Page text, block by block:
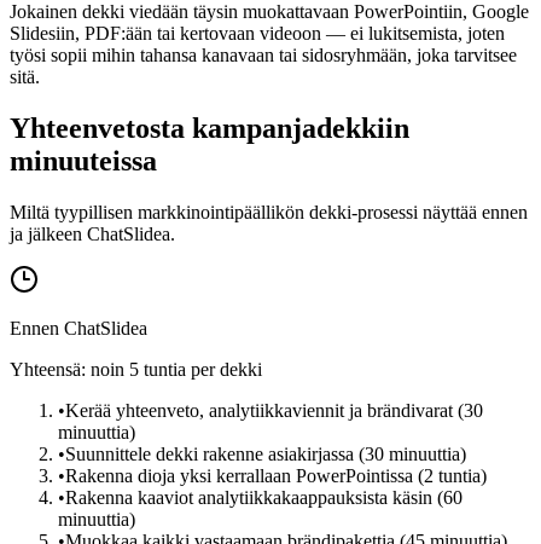
Jokainen dekki viedään täysin muokattavaan PowerPointiin, Google
Slidesiin, PDF:ään tai kertovaan videoon — ei lukitsemista, joten
työsi sopii mihin tahansa kanavaan tai sidosryhmään, joka tarvitsee
sitä.
Yhteenvetosta kampanjadekkiin
minuuteissa
Miltä tyypillisen markkinointipäällikön dekki-prosessi näyttää ennen
ja jälkeen ChatSlidea.
Ennen ChatSlidea
Yhteensä: noin 5 tuntia per dekki
•Kerää yhteenveto, analytiikkaviennit ja brändivarat (30
minuuttia)
•Suunnittele dekki rakenne asiakirjassa (30 minuuttia)
•Rakenna dioja yksi kerrallaan PowerPointissa (2 tuntia)
•Rakenna kaaviot analytiikkakaappauksista käsin (60
minuuttia)